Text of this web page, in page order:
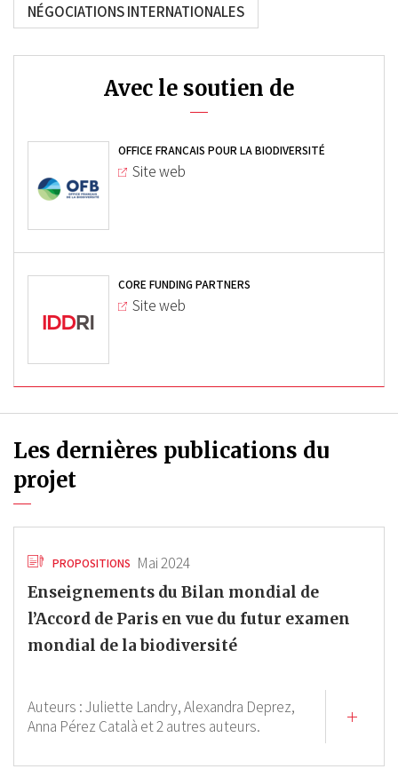
NÉGOCIATIONS INTERNATIONALES
Avec le soutien de
OFFICE FRANÇAIS POUR LA BIODIVERSITÉ
Site web
CORE FUNDING PARTNERS
Site web
Les dernières publications du
projet
PROPOSITIONS Mai 2024
Enseignements du Bilan mondial de
l’Accord de Paris en vue du futur examen
mondial de la biodiversité
Auteurs :Juliette Landry,Alexandra Deprez,
Anna Pérez Català et 2 autres auteurs.